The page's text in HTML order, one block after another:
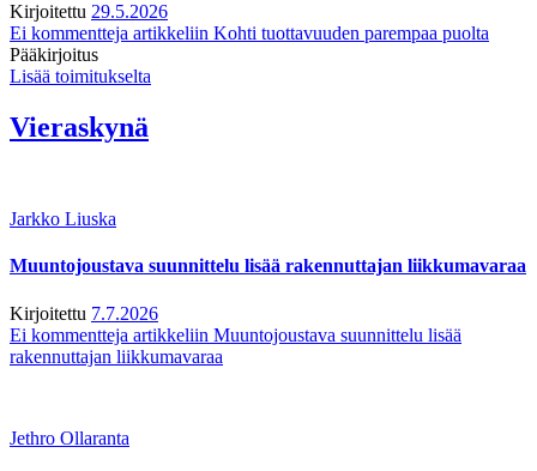
Kirjoitettu 29.5.2026
Ei kommentteja artikkeliin Kohti tuottavuuden parempaa puolta
Pääkirjoitus
Lisää toimitukselta
Vieraskynä
Jarkko Liuska
Muuntojoustava suunnittelu lisää rakennuttajan liikkumavaraa
Kirjoitettu 7.7.2026
Ei kommentteja artikkeliin Muuntojoustava suunnittelu lisää
rakennuttajan liikkumavaraa
Jethro Ollaranta